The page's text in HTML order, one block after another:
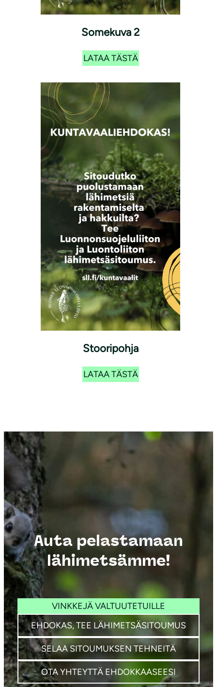
Somekuva 2
LATAA TÄSTÄ
Stooripohja
LATAA TÄSTÄ
Auta pelastamaan
lähimetsämme!
VINKKEJÄ VALTUUTETUILLE
EHDOKAS, TEE LÄHIMETSÄSITOUMUS
SELAA SITOUMUKSEN TEHNEITÄ
OTA YHTEYTTÄ EHDOKKAASEESI